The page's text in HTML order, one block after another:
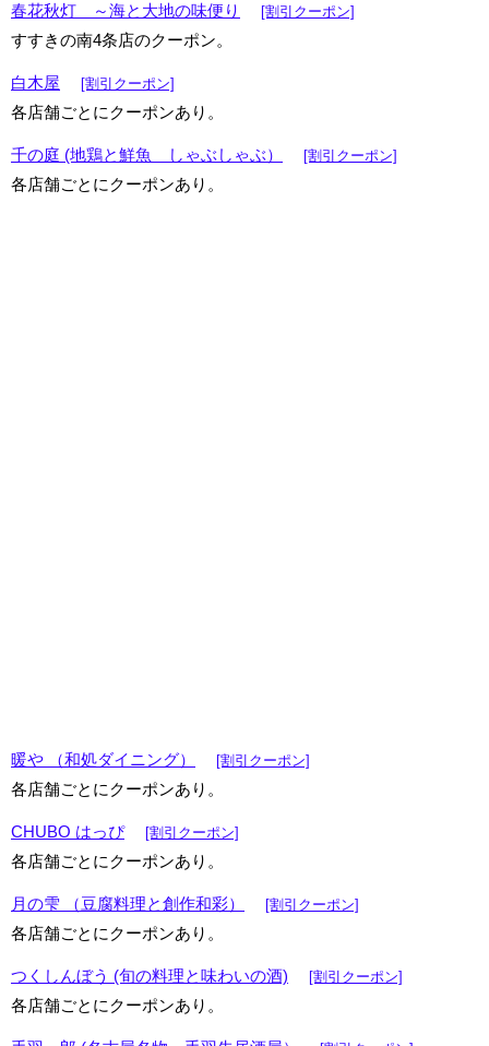
春花秋灯 ～海と大地の味便り [割引クーポン]
すすきの南4条店のクーポン。
白木屋 [割引クーポン]
各店舗ごとにクーポンあり。
千の庭 (地鶏と鮮魚 しゃぶしゃぶ） [割引クーポン]
各店舗ごとにクーポンあり。
暖や （和処ダイニング） [割引クーポン]
各店舗ごとにクーポンあり。
CHUBO はっぴ [割引クーポン]
各店舗ごとにクーポンあり。
月の雫 （豆腐料理と創作和彩） [割引クーポン]
各店舗ごとにクーポンあり。
つくしんぼう (旬の料理と味わいの酒) [割引クーポン]
各店舗ごとにクーポンあり。